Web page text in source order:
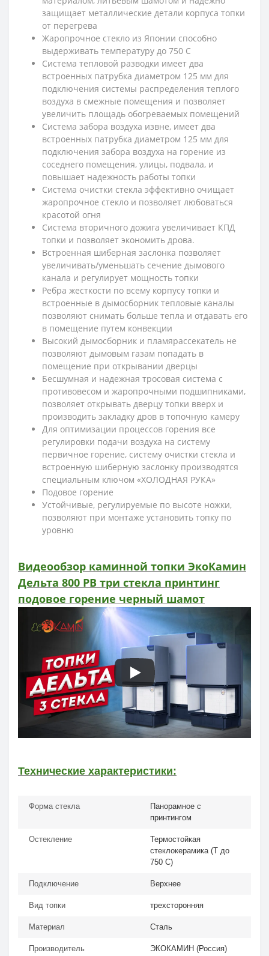
защищает металлические детали корпуса топки
от перегрева
Жаропрочное стекло из Японии способно
выдерживать температуру до 750 С
Система тепловой разводки имеет два
встроенных патрубка диаметром 125 мм для
подключения системы распределения теплого
воздуха в смежные помещения и позволяет
увеличить площадь обогреваемых помещений
Система забора воздуха извне, имеет два
встроенных патрубка диаметром 125 мм для
подключения забора воздуха на горение из
соседнего помещения, улицы, подвала, и
повышает надежность работы топки
Система очистки стекла эффективно очищает
жаропрочное стекло и позволяет любоваться
красотой огня
Система вторичного дожига увеличивает КПД
топки и позволяет экономить дрова.
Встроенная шиберная заслонка позволяет
увеличивать/уменьшать сечение дымового
канала и регулирует мощность топки
Ребра жесткости по всему корпусу топки и
встроенные в дымосборник тепловые каналы
позволяют снимать больше тепла и отдавать его
в помещение путем конвекции
Высокий дымосборник и пламярассекатель не
позволяют дымовым газам попадать в
помещение при открывании дверцы
Бесшумная и надежная тросовая система с
противовесом и жаропрочными подшипниками,
позволяет открывать дверцу топки вверх и
производить закладку дров в топочную камеру
Для оптимизации процессов горения все
регулировки подачи воздуха на систему
первичное горение, систему очистки стекла и
встроенную шиберную заслонку производятся
специальным ключом «ХОЛОДНАЯ РУКА»
Подовое горение
Устойчивые, регулируемые по высоте ножки,
позволяют при монтаже установить топку по
уровню
Видеообзор каминной топки ЭкоКамин
Дельта 800 PB три стекла принтинг
подовое горение черный шамот
Технические характеристики:
Форма стекла
Панорамное с
принтингом
Остекление
Термостойкая
стеклокерамика (Т до
750 С)
Подключение Верхнее
Вид топки трехсторонняя
Материал Сталь
Производитель ЭКОКАМИН (Россия)